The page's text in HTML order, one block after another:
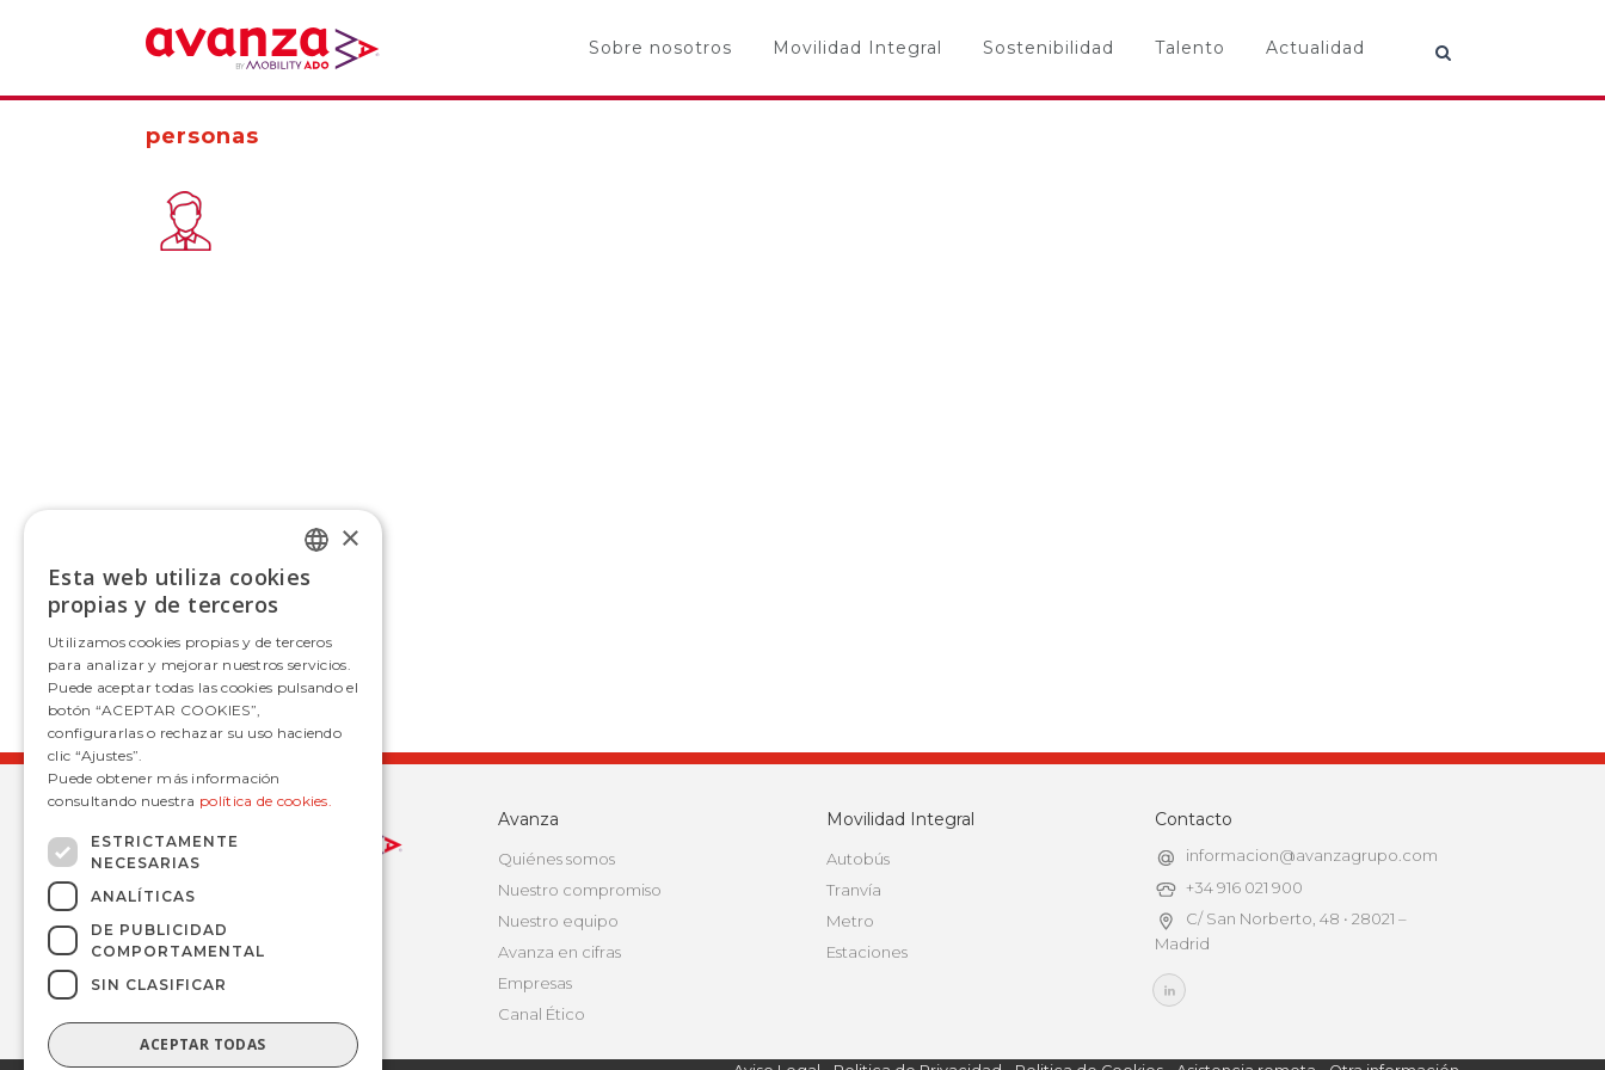
Sobre nosotros Movilidad Integral Sostenibilidad Talento Actualidad
personas
Avanza
Quiénes somos
Nuestro compromiso
Nuestro equipo
Avanza en cifras
Empresas
Canal Ético
Movilidad Integral
Autobús
Tranvía
Metro
Estaciones
Contacto
informacion@avanzagrupo.com
+34 916 021 900
C/ San Norberto, 48 • 28021 –
Madrid
SPANISH
×
Esta web utiliza cookies
propias y de terceros
Utilizamos cookies propias y de terceros
para analizar y mejorar nuestros servicios.
Puede aceptar todas las cookies pulsando el
botón “ACEPTAR COOKIES”,
configurarlas o rechazar su uso haciendo
clic “Ajustes”.
Puede obtener más información
consultando nuestra política de cookies.
ESTRICTAMENTE
NECESARIAS
ANALÍTICAS
DE PUBLICIDAD
COMPORTAMENTAL
SIN CLASIFICAR
ACEPTAR TODAS